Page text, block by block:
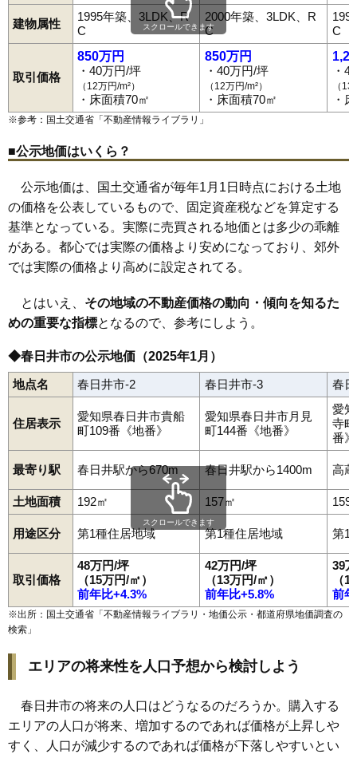
建物属性
1995年築、3LDK、R
C
2000年築、3LDK、R
C
C
取引価格
850万円
・40万円/坪
（12万円/m²）
・床面積70㎡
850万円
・40万円/坪
（12万円/m²）
・床面積70㎡
・
（
・
スクロールできます
※参考：国土交通省「 不動産情報ライブラリ 」
■公示地価はいくら？
公示地価は、国土交通省が毎年1月1日時点における土地
の価格を公表しているもので、固定資産税などを算定する
基準となっている。実際に売買される地価とは多少の乖離
がある。都心では実際の価格より安めになっており、郊外
では実際の価格より高めに設定されてる。
とはいえ、 その地域の不動産価格の動向・傾向を知るた
めの重要な指標となるので、参考にしよう。
◆春日井市の公示地価（2025年1月）
地点名 春日井市-2 春日井市-3 春
住居表示
愛知県春日井市貴船
町109番《地番》
愛知県春日井市月見
町144番《地番》
愛
寺
番》
最寄り駅 春日井駅から670m 春日井駅から1400m 高
土地面積 192㎡ 157㎡ 159
用途区分 第1種住居地域 第1種住居地域 第1
取引価格
48万円/坪
（15万円/㎡）
前年比+4.3%
42万円/坪
（13万円/㎡）
前年比+5.8%
39
（
前
スクロールできます
※出所：国土交通省「 不動産情報ライブラリ・地価公示・都道府県地価調査の
検索 」
エリアの将来性を人口予想から検討しよう
春日井市の将来の人口はどうなるのだろうか。購入する
エリアの人口が将来、増加するのであれば価格が上昇しや
すく、人口が減少するのであれば価格が下落しやすいとい